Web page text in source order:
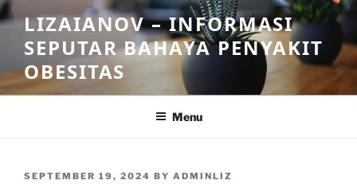
Skip
to
content
LIZAIANOV – INFORMASI
SEPUTAR BAHAYA PENYAKIT
OBESITAS
Menu
POSTED
SEPTEMBER 19, 2024 BY ADMINLIZ